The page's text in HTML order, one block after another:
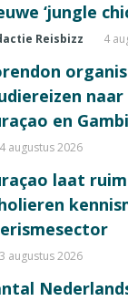
‘jungle
Reisbizz 4
en
4 augustus 2026
laat ruim
3 augustus 2026